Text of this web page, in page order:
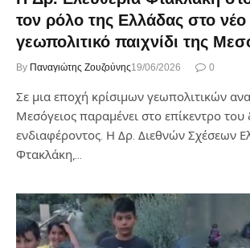
τον ρόλο της Ελλάδας στο
γεωπολιτικό παιχνίδι της
By Παναγιώτης Ζουζούνης19/06/2026 0
Σε μια εποχή κρίσιμων γεωπολιτικών
Μεσόγειος παραμένει στο επίκεντρο του
ενδιαφέροντος. Η Δρ. Διεθνών Σχέσεων
Φτακλάκη,…